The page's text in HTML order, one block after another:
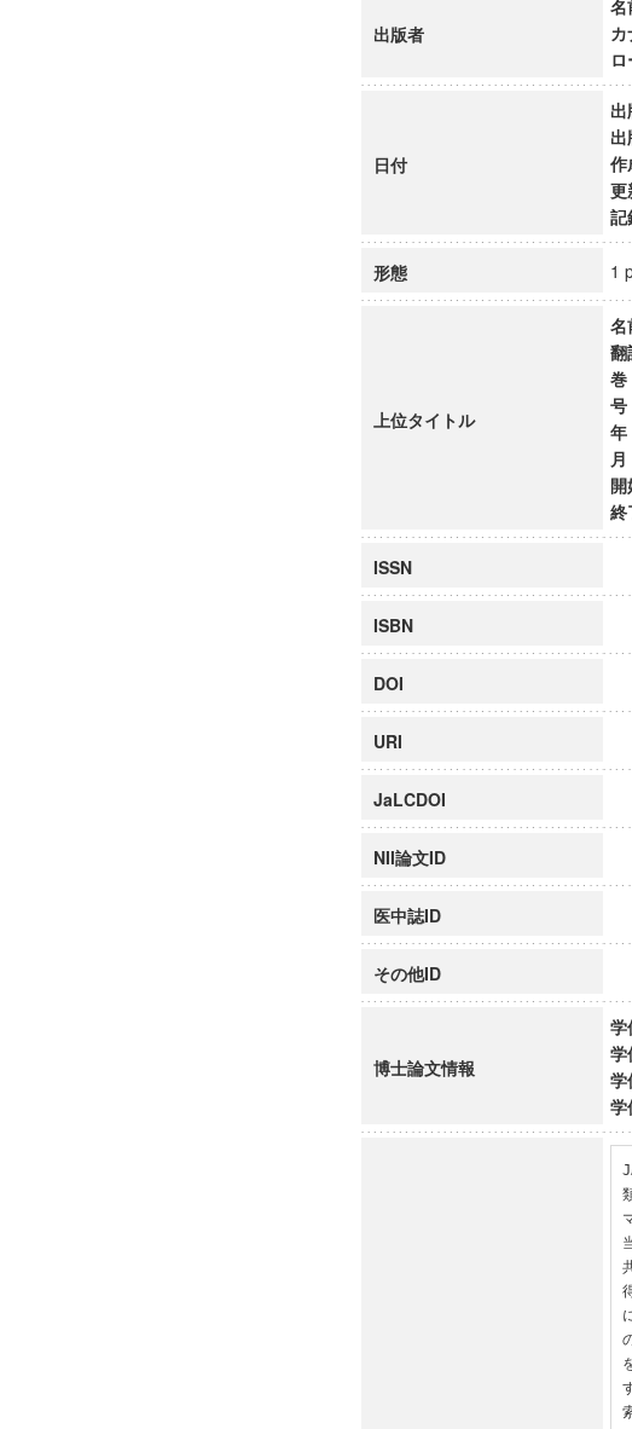
慶應義塾大学グローバルCOEプログラム市民社会ガバナンス教育研
慶應義塾大学グローバルCOEプログラム論理と感性の先端的教育研
博士課程教育リーディングプログラム「超成熟社会発展のサイエンス
出版者
名
カ
日付
形態 1
上位タイトル
名
翻
巻
号
年
月
終
ISSN
ISBN
DOI
URI
JaLCDOI
NII論文ID
医中誌ID
その他ID
博士論文情報
学
学
学
学